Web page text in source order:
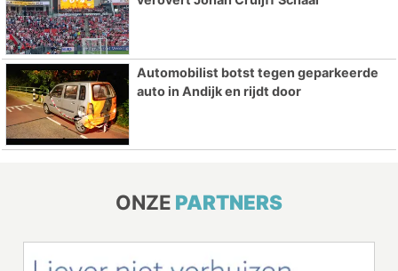
Automobilist botst tegen geparkeerde
auto in Andijk en rijdt door
ONZE PARTNERS